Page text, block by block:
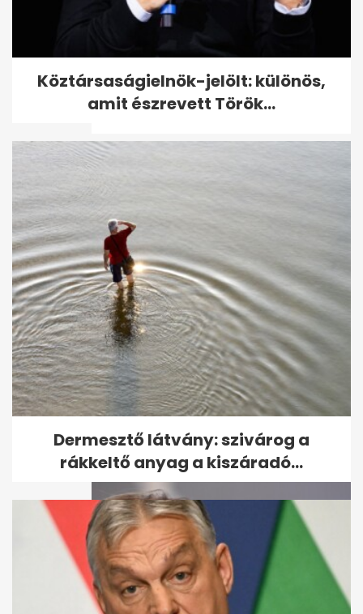
Tusványoson úgy látják,
Orbánnak nem kell
változtatnia - A hét...
Kiderült, mikor állhat fel a
Vagyonvisszaszerzési Hivatal
- A hét...
Köztársaságielnök-jelölt: különös,
amit észrevett Török...
Dermesztő látvány: szivárog a
rákkeltő anyag a kiszáradó...